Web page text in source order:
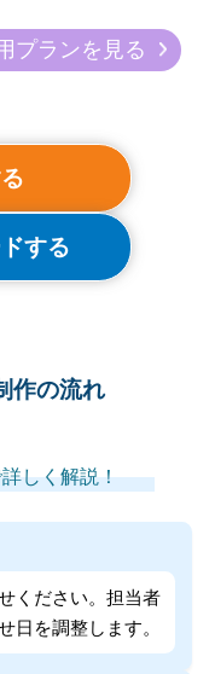
プランを見る
する
作の流れ
しく解説！
ください。担当者
日を調整します。